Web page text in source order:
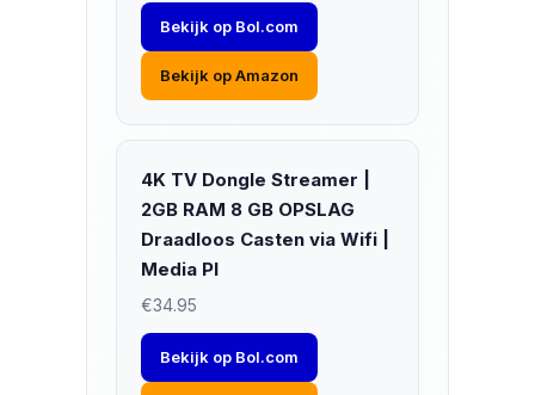
Bekijk op Bol.com
Bekijk op Amazon
4K TV Dongle Streamer |
2GB RAM 8 GB OPSLAG
Draadloos Casten via Wifi |
Media Pl
€34.95
Bekijk op Bol.com